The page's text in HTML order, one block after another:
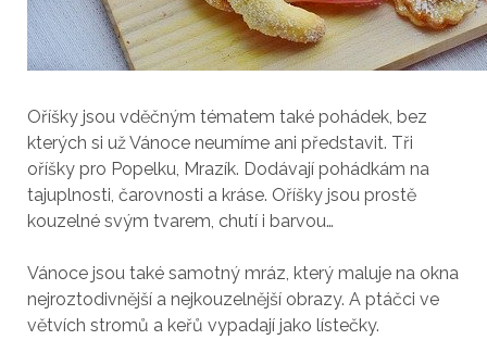
Oříšky jsou vděčným tématem také pohádek, bez
kterých si už Vánoce neumíme ani představit. Tři
oříšky pro Popelku, Mrazík. Dodávají pohádkám na
tajuplnosti, čarovnosti a kráse. Oříšky jsou prostě
kouzelné svým tvarem, chutí i barvou…
Vánoce jsou také samotný mráz, který maluje na okna
nejroztodivnější a nejkouzelnější obrazy. A ptáčci ve
větvích stromů a keřů vypadají jako lístečky.